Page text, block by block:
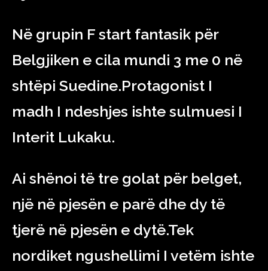
Në grupin F start fantasik për
Belgjiken e cila mundi 3 me 0 në
shtëpi Suedine.Protagonist I
madh I ndeshjes ishte sulmuesi I
Interit Lukaku.
Ai shënoi të tre golat për belget,
një në pjesën e parë dhe dy të
tjerë në pjesën e dytë.Tek
nordiket ngushellimi I vetëm ishte